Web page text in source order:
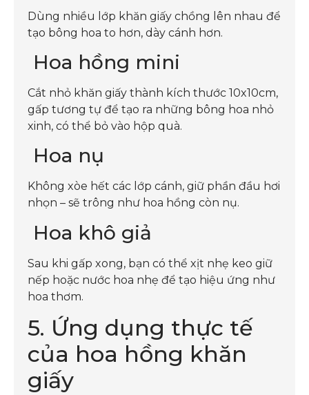
Dùng nhiều lớp khăn giấy chồng lên nhau để
tạo bông hoa to hơn, dày cánh hơn.
Hoa hồng mini
Cắt nhỏ khăn giấy thành kích thước 10x10cm,
gấp tương tự để tạo ra những bông hoa nhỏ
xinh, có thể bỏ vào hộp quà.
Hoa nụ
Không xòe hết các lớp cánh, giữ phần đầu hơi
nhọn – sẽ trông như hoa hồng còn nụ.
Hoa khô giả
Sau khi gấp xong, bạn có thể xịt nhẹ keo giữ
nếp hoặc nước hoa nhẹ để tạo hiệu ứng như
hoa thơm.
5. Ứng dụng thực tế
của hoa hồng khăn
giấy